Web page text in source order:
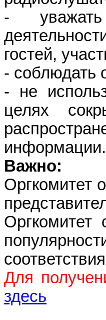
- уважать
гостей,
- соблюдать
- не
целях
информации.
Важно:
Оргкомитет
Оргкомитет
Для
здесь